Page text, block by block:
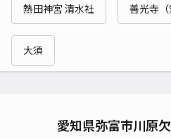
熱田神宮 清水社 善光寺（
大須
愛知県弥富市川原